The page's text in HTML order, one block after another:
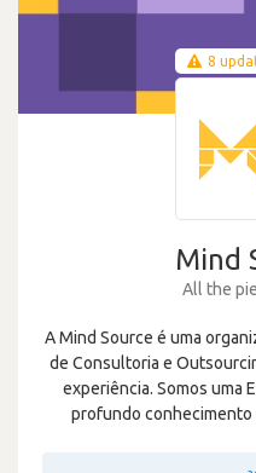
8
Mind
All the
A Mind Source é uma
de Consultoria e
experiência. Somos uma
profundo conhecimento